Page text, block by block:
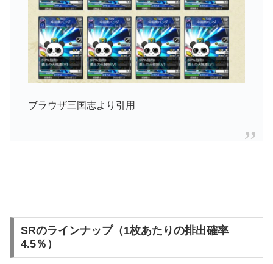
ブラウザ三国志より引用
SRのラインナップ（1枚あたりの排出確率
4.5％）